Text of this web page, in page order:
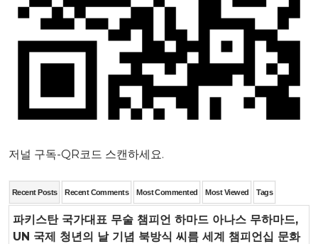
저널 구독-QR코드 스캔하세요.
Recent Posts Recent Comments Most Commented Most Viewed Tags
파키스탄 국가대표 무술 챔피언 하마드 아나스 무하마드,
UN 국제 청년의 날 기념 북방식 씨름 세계 챔피언십 문화